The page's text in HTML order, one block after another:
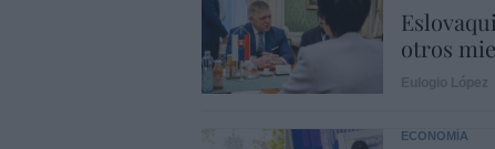
otros
ECONOMÍA